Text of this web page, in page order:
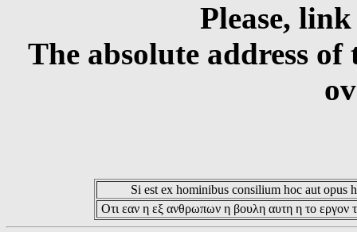
Please,
The absolute address
Si est ex hominibus consilium hoc aut opus
Οτι εαν η εξ ανθρωπων η βουλη αυτη η το εργον